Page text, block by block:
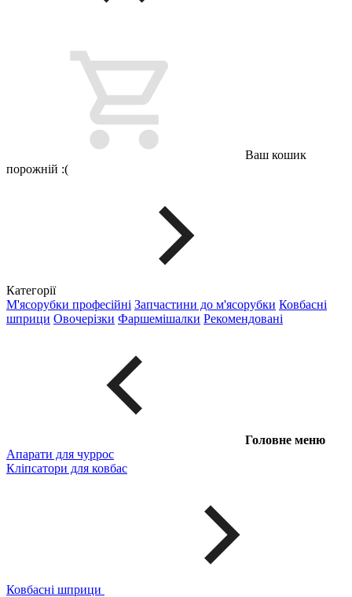
Ваш кошик
порожній :(
Категорії
М'ясорубки професійні Запчастини до м'ясорубки Ковбасні
шприци Овочерізки Фаршемішалки Рекомендовані
Головне меню
Апарати для чуррос
Кліпсатори для ковбас
Ковбасні шприци